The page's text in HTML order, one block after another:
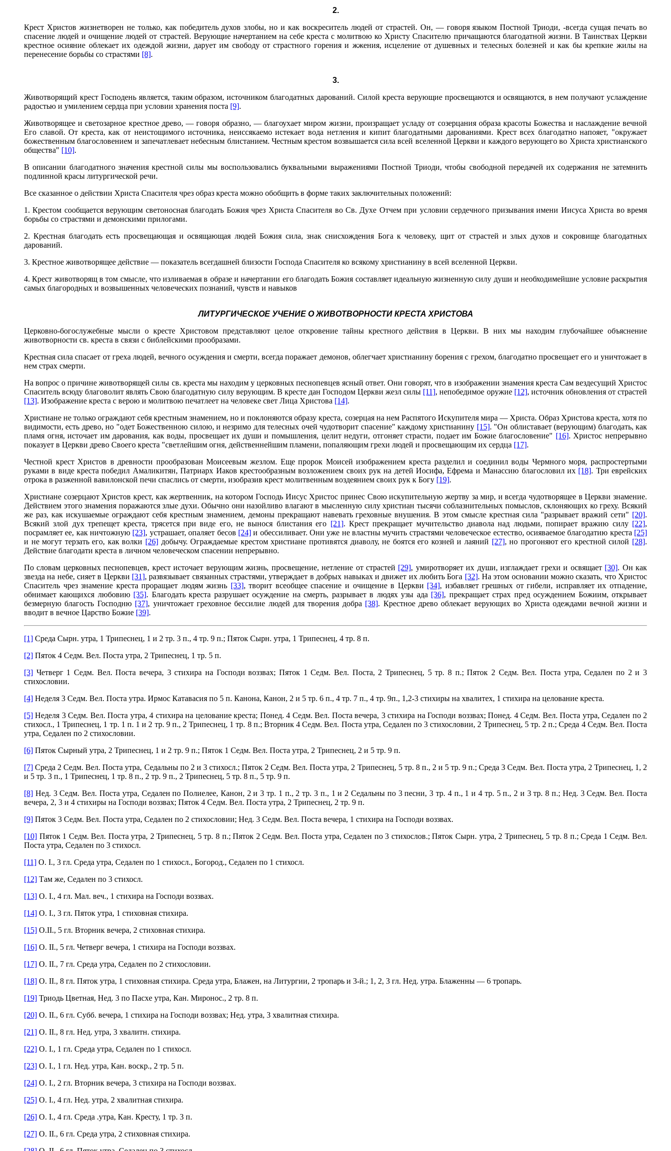
2.
Крест Христов жизнетворен не только, как победитель духов злобы, но и как воскреситель людей от страстей. Он, — говоря языком Постной Триоди, -всегда сущая печать во
спасение людей и очищение людей от страстей. Верующие начертанием на себе креста с молитвою ко Христу Спасителю причащаются благодатной жизни. В Таинствах Церкви
крестное осияние облекает их одеждой жизни, дарует им свободу от страстного горения и жжения, исцеление от душевных и телесных болезней и как бы крепкие жилы на
перенесение борьбы со страстями [8].
3.
Животворящий крест Господень является, таким образом, источником благодатных дарований. Силой креста верующие просвещаются и освящаются, в нем получают услаждение
радостью и умилением сердца при условии хранения поста [9].
Животворящее и светозарное крестное древо, — говоря образно, — благоухает миром жизни, произращает усладу от созерцания образа красоты Божества и наслаждение вечной
Его славой. От креста, как от неистощимого источника, неиссякаемо истекает вода нетления и кипит благодатными дарованиями. Крест всех благодатно напояет, "окружает
божественным благословением и запечатлевает небесным блистанием. Честным крестом возвышается сила всей вселенной Церкви и каждого верующего во Христа христианского
общества" [10].
В описании благодатного значения крестной силы мы воспользовались буквальными выражениями Постной Триоди, чтобы свободной передачей их содержания не затемнить
подлинной красы литургической речи.
Все сказанное о действии Христа Спасителя чрез образ креста можно обобщить в форме таких заключительных положений:
1. Крестом сообщается верующим светоносная благодать Божия чрез Христа Спасителя во Св. Духе Отчем при условии сердечного призывания имени Иисуса Христа во время
борьбы со страстями и демонскими прилогами.
2. Крестная благодать есть просвещающая и освящающая людей Божия сила, знак снисхождения Бога к человеку, щит от страстей и злых духов и сокровище благодатных
дарований.
3. Крестное животворящее действие — показатель всегдашней близости Господа Спасителя ко всякому христианину в всей вселенной Церкви.
4. Крест животворящ в том смысле, что изливаемая в образе и начертании его благодать Божия составляет идеальную жизненную силу души и необходимейшие условие раскрытия
самых благородных и возвышенных человеческих познаний, чувств и навыков
ЛИТУРГИЧЕСКОЕ УЧЕНИЕ О ЖИВОТВОРНОСТИ КРЕСТА ХРИСТОВА
Церковно-богослужебные мысли о кресте Христовом представляют целое откровение тайны крестного действия в Церкви. В них мы находим глубочайшее объяснение
животворности св. креста в связи с библейскими прообразами.
Крестная сила спасает от греха людей, вечного осуждения и смерти, всегда поражает демонов, облегчает христианину борения с грехом, благодатно просвещает его и уничтожает в
нем страх смерти.
На вопрос о причине животворящей силы св. креста мы находим у церковных песнопевцев ясный ответ. Они говорят, что в изображении знамения креста Сам вездесущий Христос
Спаситель всюду благоволит являть Свою благодатную силу верующим. В кресте дан Господом Церкви жезл силы [11], непобедимое оружие [12], источник обновления от страстей
[13]. Изображение креста с верою и молитвою печатлеет на человеке свет Лица Христова [14].
Христиане не только ограждают себя крестным знамением, но и поклоняются образу креста, созерцая на нем Распятого Искупителя мира — Христа. Образ Христова креста, хотя по
видимости, есть древо, но "одет Божественною силою, и незримо для телесных очей чудотворит спасение" каждому христианину [15]. "Он облиставает (верующим) благодать, как
пламя огня, источает им дарования, как воды, просвещает их души и помышления, целит недуги, отгоняет страсти, подает им Божие благословение" [16]. Христос непрерывно
показует в Церкви древо Своего креста "светлейшим огня, действеннейшим пламени, попаляющим грехи людей и просвещающим их сердца [17].
Честной крест Христов в древности прообразован Моисеевым жезлом. Еще пророк Моисей изображением креста разделил и соединил воды Чермного моря, распростертыми
руками в виде креста победил Амаликитян, Патриарх Иаков крестообразным возложением своих рук на детей Иосифа, Ефрема и Манассию благословил их [18]. Три еврейских
отрока в разженной вавилонской печи спаслись от смерти, изобразив крест молитвенным воздеянием своих рук к Богу [19].
Христиане созерцают Христов крест, как жертвенник, на котором Господь Иисус Христос принес Свою искупительную жертву за мир, и всегда чудотворящее в Церкви знамение.
Действием этого знамения поражаются злые духи. Обычно они назойливо влагают в мысленную силу христиан тысячи соблазнительных помыслов, склоняющих ко греху. Всякий
же раз, как искушаемые ограждают себя крестным знамением, демоны прекращают навевать греховные внушения. В этом смысле крестная сила "разрывает вражий сети" [20].
Всякий злой дух трепещет креста, трясется при виде его, не вынося блистания его [21]. Крест прекращает мучительство диавола над людьми, попирает вражию силу [22],
посрамляет ее, как ничтожную [23], устрашает, опаляет бесов [24]и обессиливает. Они уже не властны мучить страстями человеческое естество, осияваемое благодатию креста [25]
и не могут терзать его, как волки [26] добычу. Ограждаемые крестом христиане противятся диаволу, не боятся его козней и лаяний [27], но прогоняют его крестной силой [28].
Действие благодати креста в личном человеческом спасении непрерывно.
По словам церковных песнопевцев, крест источает верующим жизнь, просвещение, нетление от страстей [29], умиротворяет их души, изглаждает грехи и освящает [30]. Он как
звезда на небе, сияет в Церкви [31], развязывает связанных страстями, утверждает в добрых навыках и движет их любить Бога [32]. На этом основании можно сказать, что Христос
Спаситель чрез знамение креста проращает людям жизнь [33], творит всеобщее спасение и очищение в Церкви [34], избавляет грешных от гибели, исправляет их отпадение,
обнимает кающихся любовию [35]. Благодать креста разрушает осуждение на смерть, разрывает в людях узы ада [36], прекращает страх пред осуждением Божиим, открывает
безмерную благость Господню [37], уничтожает греховное бессилие людей для творения добра [38]. Крестное древо облекает верующих во Христа одеждами вечной жизни и
вводит в вечное Царство Божие [39].
[1] Среда Сырн. утра, 1 Трипеснец, 1 и 2 тр. 3 п., 4 тр. 9 п.; Пяток Сырн. утра, 1 Трипеснец, 4 тр. 8 п.
[2] Пяток 4 Седм. Вел. Поста утра, 2 Трипеснец, 1 тр. 5 п.
[3] Четверг 1 Седм. Вел. Поста вечера, 3 стихира на Господи воззвах; Пяток 1 Седм. Вел. Поста, 2 Трипеснец, 5 тр. 8 п.; Пяток 2 Седм. Вел. Поста утра, Седален по 2 и 3
стихословии.
[4] Неделя 3 Седм. Вел. Поста утра. Ирмос Катавасия по 5 п. Канона, Канон, 2 и 5 тр. 6 п., 4 тр. 7 п., 4 тр. 9п., 1,2-3 стихиры на хвалитех, 1 стихира на целование креста.
[5] Неделя 3 Седм. Вел. Поста утра, 4 стихира на целование креста; Понед. 4 Седм. Вел. Поста вечера, 3 стихира на Господи воззвах; Понед. 4 Седм. Вел. Поста утра, Седален по 2
стихосл., 1 Трипеснец, 1 тр. 1 п. 1 и 2 тр. 9 п., 2 Трипеснец, 1 тр. 8 п.; Вторник 4 Седм. Вел. Поста утра, Седален по 3 стихословии, 2 Трипеснец, 5 тр. 2 п.; Среда 4 Седм. Вел. Поста
утра, Седален по 2 стихословии.
[6] Пяток Сырный утра, 2 Трипеснец, 1 и 2 тр. 9 п.; Пяток 1 Седм. Вел. Поста утра, 2 Трипеснец, 2 и 5 тр. 9 п.
[7] Среда 2 Седм. Вел. Поста утра, Седальны по 2 и 3 стихосл.; Пяток 2 Седм. Вел. Поста утра, 2 Трипеснец, 5 тр. 8 п., 2 и 5 тр. 9 п.; Среда 3 Седм. Вел. Поста утра, 2 Трипеснец, 1, 2
и 5 тр. 3 п., 1 Трипеснец, 1 тр. 8 п., 2 тр. 9 п., 2 Трипеснец, 5 тр. 8 п., 5 тр. 9 п.
[8] Нед. 3 Седм. Вел. Поста утра, Седален по Полиелее, Канон, 2 и 3 тр. 1 п., 2 тр. 3 п., 1 и 2 Седальны по 3 песни, 3 тр. 4 п., 1 и 4 тр. 5 п., 2 и 3 тр. 8 п.; Нед. 3 Седм. Вел. Поста
вечера, 2, 3 и 4 стихиры на Господи воззвах; Пяток 4 Седм. Вел. Поста утра, 2 Трипеснец, 2 тр. 9 п.
[9] Пяток 3 Седм. Вел. Поста утра, Седален по 2 стихословии; Нед. 3 Седм. Вел. Поста вечера, 1 стихира на Господи воззвах.
[10] Пяток 1 Седм. Вел. Поста утра, 2 Трипеснец, 5 тр. 8 п.; Пяток 2 Седм. Вел. Поста утра, Седален по 3 стихослов.; Пяток Сырн. утра, 2 Трипеснец, 5 тр. 8 п.; Среда 1 Седм. Вел.
Поста утра, Седален по 3 стихосл.
[11] О. I., 3 гл. Среда утра, Седален по 1 стихосл., Богород., Седален по 1 стихосл.
[12] Там же, Седален по 3 стихосл.
[13] О. I., 4 гл. Мал. веч., 1 стихира на Господи воззвах.
[14] О. I., 3 гл. Пяток утра, 1 стиховная стихира.
[15] О.II., 5 гл. Вторник вечера, 2 стиховная стихира.
[16] О. II., 5 гл. Четверг вечера, 1 стихира на Господи воззвах.
[17] О. II., 7 гл. Среда утра, Седален по 2 стихословии.
[18] О. II., 8 гл. Пяток утра, 1 стиховная стихира. Среда утра, Блажен, на Литургии, 2 тропарь и 3-й.; 1, 2, 3 гл. Нед. утра. Блаженны — 6 тропарь.
[19] Триодь Цветная, Нед. 3 по Пасхе утра, Кан. Миронос., 2 тр. 8 п.
[20] О. II., 6 гл. Субб. вечера, 1 стихира на Господи воззвах; Нед. утра, 3 хвалитная стихира.
[21] О. II., 8 гл. Нед. утра, 3 хвалитн. стихира.
[22] О. I., 1 гл. Среда утра, Седален по 1 стихосл.
[23] О. I., 1 гл. Нед. утра, Кан. воскр., 2 тр. 5 п.
[24] О. I., 2 гл. Вторник вечера, 3 стихира на Господи воззвах.
[25] О. I., 4 гл. Нед. утра, 2 хвалитная стихира.
[26] О. I., 4 гл. Среда .утра, Кан. Кресту, 1 тр. 3 п.
[27] О. II., 6 гл. Среда утра, 2 стиховная стихира.